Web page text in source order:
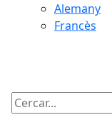
Alemany
Francès
Cercar: